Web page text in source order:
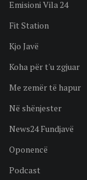
Emisioni Vila 24
Fit Station
Kjo Javë
Koha për t'u zgjuar
Me zemër të hapur
Në shënjester
News24 Fundjavë
Oponencë
Podcast